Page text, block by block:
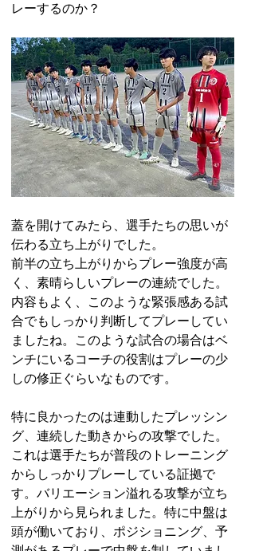
レーするのか？
蓋を開けてみたら、選手たちの思いが
伝わる立ち上がりでした。
前半の立ち上がりからプレー強度が高
く、素晴らしいプレーの連続でした。
内容もよく、このような緊張感ある試
合でもしっかり判断してプレーしてい
ましたね。このような試合の場合はベ
ンチにいるコーチの役割はプレーの少
しの修正ぐらいなものです。
特に良かったのは連動したプレッシン
グ、連続した動きからの攻撃でした。
これは選手たちが普段のトレーニング
からしっかりプレーしている証拠で
す。バリエーション溢れる攻撃が立ち
上がりから見られました。特に中盤は
頭が働いており、ポジショニング、予